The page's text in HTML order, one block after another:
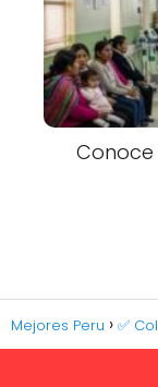
Conoce
Mejores Peru ✅